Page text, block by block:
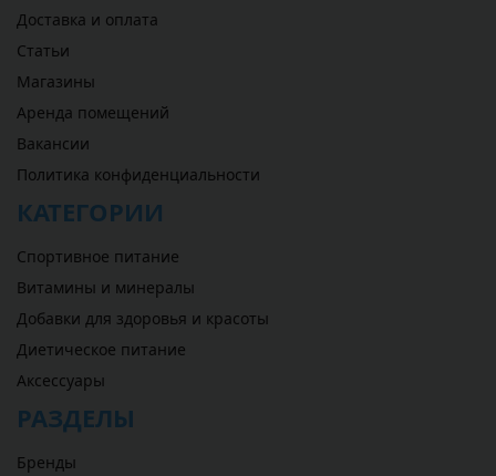
Доставка и оплата
Статьи
Магазины
Аренда помещений
Вакансии
Политика конфиденциальности
КАТЕГОРИИ
Спортивное питание
Витамины и минералы
Добавки для здоровья и красоты
Диетическое питание
Аксессуары
РАЗДЕЛЫ
Бренды